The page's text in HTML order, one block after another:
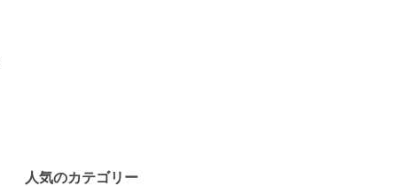
人気のカテゴリー